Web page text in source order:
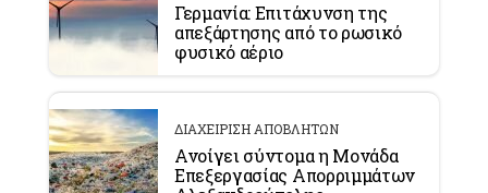
Γερμανία: Επιτάχυνση της
απεξάρτησης από το ρωσικό
φυσικό αέριο
ΔΙΑΧΕΙΡΙΣΗ ΑΠΟΒΛΗΤΩΝ
Ανοίγει σύντομα η Μονάδα
Επεξεργασίας Απορριμμάτων